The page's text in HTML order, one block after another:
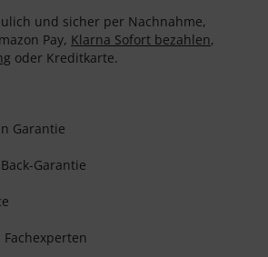
und sicher per Nachnahme,
Pay, Klarna Sofort bezahlen,
oder Kreditkarte.
Garantie
Garantie